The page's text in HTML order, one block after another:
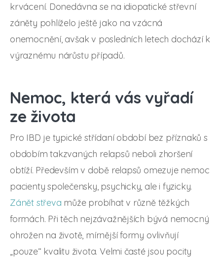
krvácení. Donedávna se na idiopatické střevní
záněty pohlíželo ještě jako na vzácná
onemocnění, avšak v posledních letech dochází k
výraznému nárůstu případů.
Nemoc, která vás vyřadí
ze života
Pro IBD je typické střídaní období bez příznaků s
obdobím takzvaných relapsů neboli zhoršení
obtíží. Především v době relapsů omezuje nemoc
pacienty společensky, psychicky, ale i fyzicky.
Zánět střeva může probíhat v různě těžkých
formách. Při těch nejzávažnějších bývá nemocný
ohrožen na životě, mírnější formy ovlivňují
„pouze“ kvalitu života. Velmi časté jsou pocity